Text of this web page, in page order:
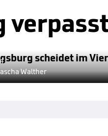
scheidet im
Walther